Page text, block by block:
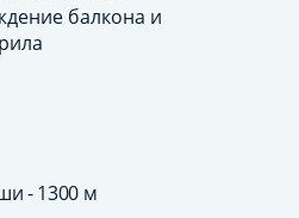
балкона и
- 1300 м